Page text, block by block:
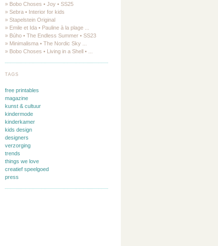
» Bobo Choses • Joy • SS25
» Sebra • Interior for kids
» Stapelstein Original
» Emile et Ida • Pauline à la plage ...
» Búho • The Endless Summer • SS23
» Minimalisma • The Nordic Sky ...
» Bobo Choses • Living in a Shell • ...
TAGS
free printables
magazine
kunst & cultuur
kindermode
kinderkamer
kids design
designers
verzorging
trends
things we love
creatief speelgoed
press